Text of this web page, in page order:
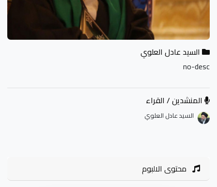
السيد عادل العلوي
no-desc
المنشدين / القراء
السيد عادل العلوي
محتوى الالبوم